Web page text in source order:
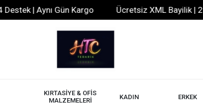
| Aynı Gün Kargo Ücretsiz XML Bayilik |
KIRTASİYE & OFİS
MALZEMELERİ
KADIN ERKEK